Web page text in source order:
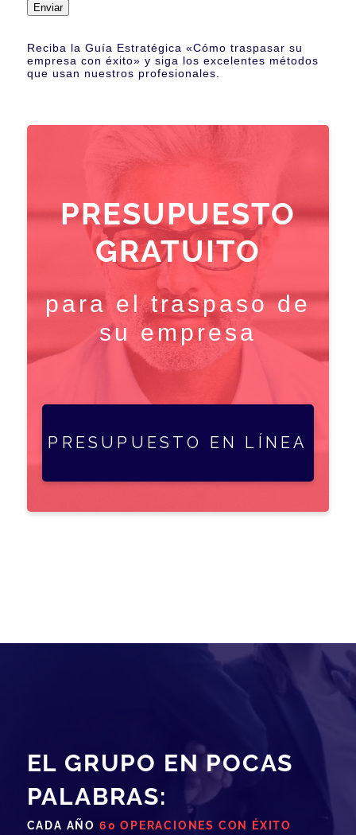
Enviar
Reciba la Guía Estratégica «Cómo traspasar su
empresa con éxito» y siga los excelentes métodos
que usan nuestros profesionales.
PRESUPUESTO
GRATUITO
para el traspaso de
su empresa
PRESUPUESTO EN LÍNEA
EL GRUPO EN POCAS
PALABRAS:
CADA AÑO 60 OPERACIONES CON ÉXITO